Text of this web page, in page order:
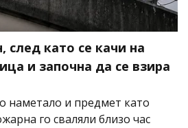
след като се качи на
и започна да се взира
наметало и предмет като
го сваляли близо час